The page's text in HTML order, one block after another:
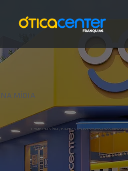
NA MÍDIA
DIA DAS MÃES: EXPECTATIVA DO VAREJO E
HOME / NA MÍDIA /